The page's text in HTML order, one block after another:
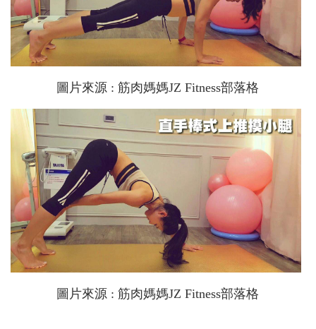
圖片來源 : 筋肉媽媽JZ Fitness部落格
圖片來源 : 筋肉媽媽JZ Fitness部落格